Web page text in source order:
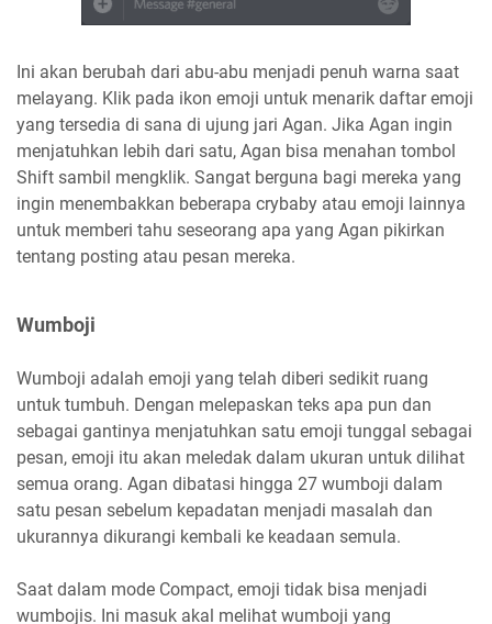
Ini akan berubah dari abu-abu menjadi penuh warna saat
melayang. Klik pada ikon emoji untuk menarik daftar emoji
yang tersedia di sana di ujung jari Agan. Jika Agan ingin
menjatuhkan lebih dari satu, Agan bisa menahan tombol
Shift sambil mengklik. Sangat berguna bagi mereka yang
ingin menembakkan beberapa crybaby atau emoji lainnya
untuk memberi tahu seseorang apa yang Agan pikirkan
tentang posting atau pesan mereka.
Wumboji
Wumboji adalah emoji yang telah diberi sedikit ruang
untuk tumbuh. Dengan melepaskan teks apa pun dan
sebagai gantinya menjatuhkan satu emoji tunggal sebagai
pesan, emoji itu akan meledak dalam ukuran untuk dilihat
semua orang. Agan dibatasi hingga 27 wumboji dalam
satu pesan sebelum kepadatan menjadi masalah dan
ukurannya dikurangi kembali ke keadaan semula.
Saat dalam mode Compact, emoji tidak bisa menjadi
wumbojis. Ini masuk akal melihat wumboji yang